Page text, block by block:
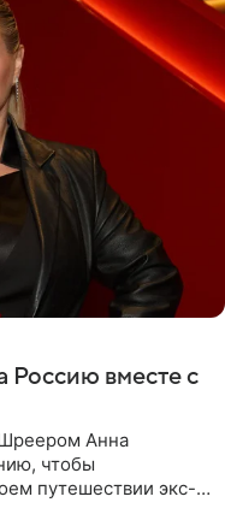
Россию вместе с
Анна
чтобы
путешествии экс-